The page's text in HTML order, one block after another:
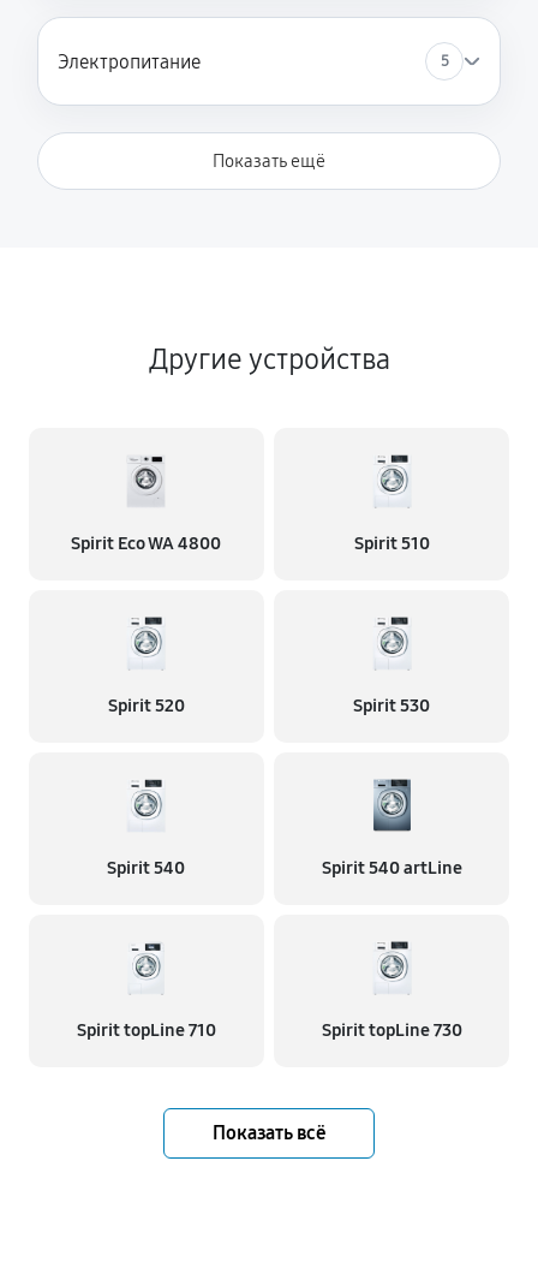
Электропитание 5
Показать ещё
Другие устройства
Spirit Eco WA 4800 Spirit 510
Spirit 520 Spirit 530
Spirit 540 Spirit 540 artLine
Spirit topLine 710 Spirit topLine 730
Показать всё